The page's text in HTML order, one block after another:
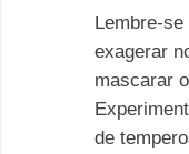
Lembre-
exagerar
mascarar
de